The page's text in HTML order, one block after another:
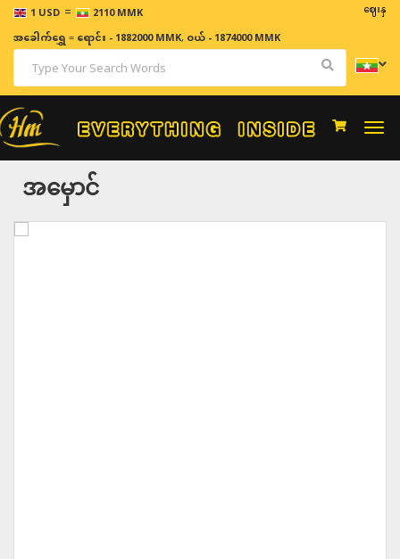
1 USD = 2110 MMK ဈေးနှုန်းမ
အခေါက်ရွှေ=ရောင်း - 1882000 MMK, ဝယ် - 1874000 MMK
အမှောင်